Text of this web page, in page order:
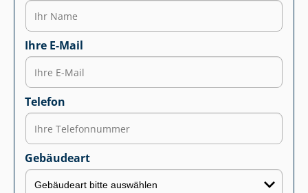
Ihre E-Mail
Telefon
Gebäudeart